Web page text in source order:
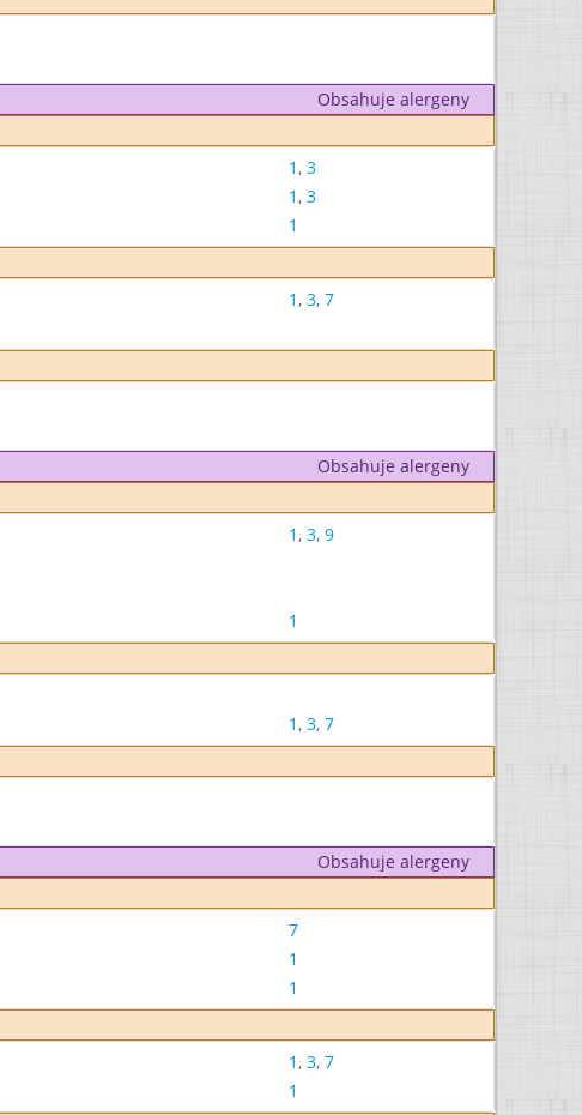
Obsahuje alergeny
1, 3
1, 3
1
1, 3, 7
Obsahuje alergeny
1, 3, 9
1
1, 3, 7
Obsahuje alergeny
7
1
1
1, 3, 7
1